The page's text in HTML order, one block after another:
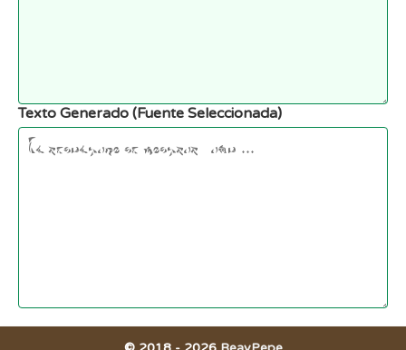
Texto Generado (Fuente Seleccionada)